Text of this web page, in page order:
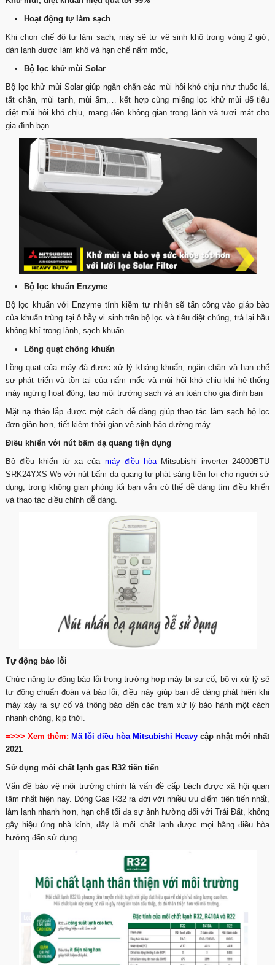
Hoạt động tự làm sạch
Khi chọn chế độ tự làm sạch, máy sẽ tự vệ sinh khô trong vòng 2 giờ,
dàn lạnh được làm khô và hạn chế nấm mốc,
Bộ lọc khử mùi Solar
Bộ lọc khử mùi Solar giúp ngăn chặn các mùi hôi khó chịu như thuốc lá,
tất chân, mùi tanh, mùi ẩm,… kết hợp cùng miếng lọc khử mùi để tiêu
diệt mùi hôi khó chịu, mang đến không gian trong lành và tươi mát cho
gia đình bạn.
Bộ lọc khuẩn Enzyme
Bộ lọc khuẩn với Enzyme tính kiềm tự nhiên sẽ tấn công vào giáp bào
của khuẩn trùng tại ô bẫy vi sinh trên bộ lọc và tiêu diệt chúng, trả lại bầu
không khí trong lành, sạch khuẩn.
Lồng quạt chống khuẩn
Lồng quạt của máy đã được xử lý kháng khuẩn, ngăn chặn và hạn chế
sự phát triển và tồn tại của nấm mốc và mùi hôi khó chịu khi hệ thống
máy ngừng hoạt động, tạo môi trường sạch và an toàn cho gia đình bạn
Mặt nạ tháo lắp được một cách dễ dàng giúp thao tác làm sạch bộ lọc
đơn giản hơn, tiết kiệm thời gian vệ sinh bảo dưỡng máy.
Điều khiển với nút bấm dạ quang tiện dụng
Bộ điều khiển từ xa của máy điều hòaMitsubishi inverter 24000BTU
SRK24YXS-W5 với nút bấm dạ quang tự phát sáng tiện lợi cho người sử
dụng, trong không gian phòng tối bạn vẫn có thể dễ dàng tìm điều khiển
và thao tác điều chỉnh dễ dàng.
Tự động báo lỗi
Chức năng tự động báo lỗi trong trường hợp máy bị sự cố, bộ vi xử lý sẽ
tự động chuẩn đoán và báo lỗi, điều này giúp bạn dễ dàng phát hiện khi
máy xảy ra sự cố và thông báo đến các trạm xử lý bảo hành một cách
nhanh chóng, kịp thời.
=>>> Xem thêm: Mã lỗi điều hòa Mitsubishi Heavy cập nhật mới nhất
2021
Sử dụng môi chất lạnh gas R32 tiên tiến
Vấn đề bảo vệ môi trường chính là vấn đề cấp bách được xã hội quan
tâm nhất hiện nay. Dòng Gas R32 ra đời với nhiều ưu điểm tiên tiến nhất,
làm lạnh nhanh hơn, hạn chế tối đa sự ảnh hường đối với Trái Đất, không
gây hiệu ứng nhà kính, đây là môi chất lạnh được mọi hãng điều hòa
hướng đến sử dụng.​